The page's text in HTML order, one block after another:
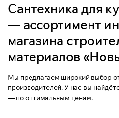
Сантехника для
— ассортимент
магазина
материалов
Мы предлагаем широкий выбор
производителей. У нас вы
— по оптимальным ценам.